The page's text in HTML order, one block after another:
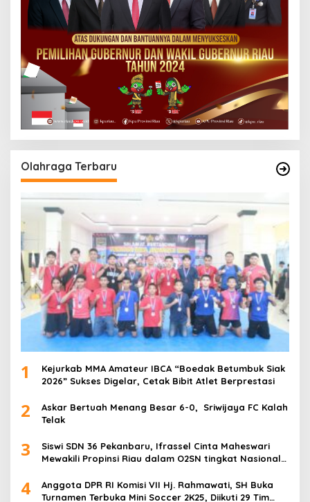
Olahraga Terbaru
1
Kejurkab MMA Amateur IBCA “Boedak Betumbuk Siak
2026” Sukses Digelar, Cetak Bibit Atlet Berprestasi
2
Askar Bertuah Menang Besar 6-0, Sriwijaya FC Kalah
Telak
3
Siswi SDN 36 Pekanbaru, Ifrassel Cinta Maheswari
Mewakili Propinsi Riau dalam O2SN tingkat Nasional
4
Anggota DPR RI Komisi VII Hj. Rahmawati, SH Buka
Turnamen Terbuka Mini Soccer 2K25, Diikuti 29 Tim